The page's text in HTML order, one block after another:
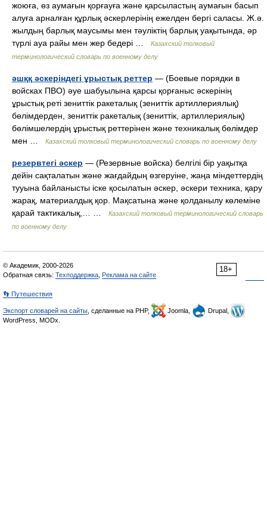
жоюға, өз аумағын қорғауға және қарсыластың аумағын басып
алуға арналған құрлық әскерлерінің ежелден бергі саласы. Ж.ә.
жылдың барлық маусымы мен тәуліктің барлық уақытында, әр
түрлі ауа райы мен жер бедері …
Казахский толковый
терминологический словарь по военному делу
әшққ әскеріндегі ұрыстық реттер — (Боевые порядки в
войсках ПВО) әуе шабуылына қарсы қорғаныс әскерінің
ұрыстық реті зениттік ракеталық (зениттік артиллериялық)
бөлімдерден, зениттік ракеталық (зениттік, артиллериялық)
бөлімшелердің ұрыстық реттерінен және техникалық бөлімдер
мен …
Казахский толковый терминологический словарь по военному делу
резервтегі әскер — (Резервные войска) белгілі бір уақытқа
дейін сақталатын және жағдайдың өзгеруіне, жаңа міндеттердің
тууына байланысты іске қосылатын әскер, әскери техника, қару
жарақ, материалдық қор. Мақсатына және қолданылу көлеміне
қарай тактикалық,… …
Казахский толковый терминологический словарь
по военному делу
18+
© Академик, 2000-2026
Обратная связь: Техподдержка Реклама на сайте
👣 Путешествия
Экспорт словарей на сайты , сделанные на PHP, Joomla,
Drupal,
WordPress, MODx.